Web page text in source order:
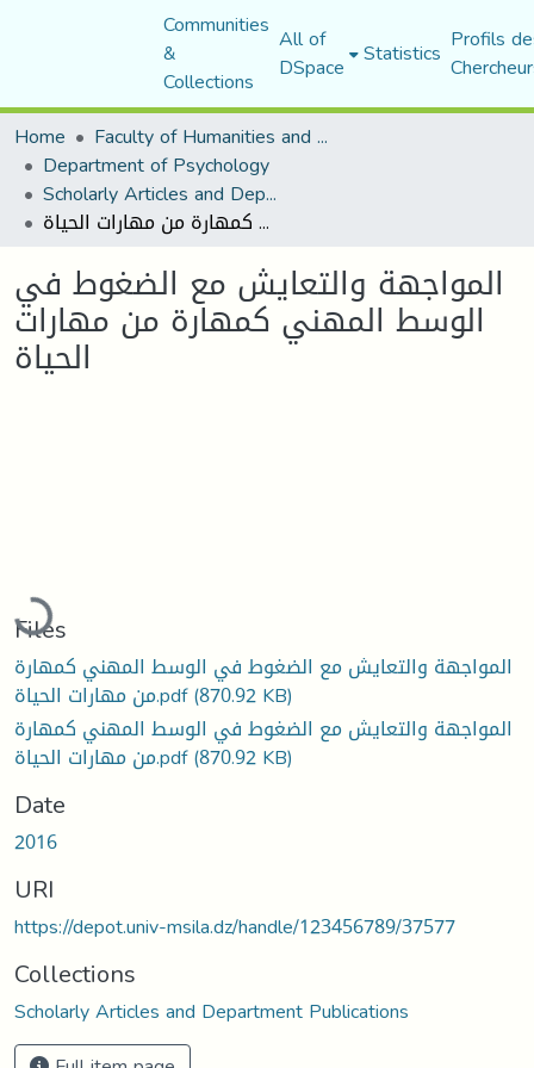
Communities
&
Collections
All of
DSpace Statistics Profils
Home
Faculty of Humanities and Social Sciences
Department of Psychology
Scholarly Articles and Department Publications
المواجهة والتعايش مع الضغوط في الوسط المهني كمهارة من مهارات الحياة
المواجهة والتعايش مع الضغوط في
الوسط المهني كمهارة من مهارات
الحياة
Files
المواجهة والتعايش مع الضغوط في الوسط المهني كمهارة
من مهارات الحياة.pdf(870.92 KB)
المواجهة والتعايش مع الضغوط في الوسط المهني كمهارة
من مهارات الحياة.pdf(870.92 KB)
Date
2016
URI
https://depot.univ-msila.dz/handle/123456789/37577
Collections
Scholarly Articles and Department Publications